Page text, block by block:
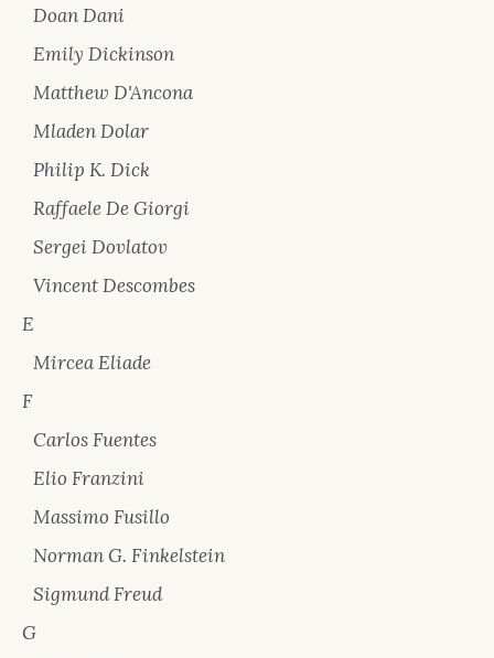
Doan Dani
Emily Dickinson
Matthew D'Ancona
Mladen Dolar
Philip K. Dick
Raffaele De Giorgi
Sergei Dovlatov
Vincent Descombes
E
Mircea Eliade
F
Carlos Fuentes
Elio Franzini
Massimo Fusillo
Norman G. Finkelstein
Sigmund Freud
G